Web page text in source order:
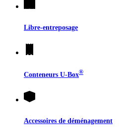
Libre-entreposage
Conteneurs U-Box®
Accessoires de déménagement